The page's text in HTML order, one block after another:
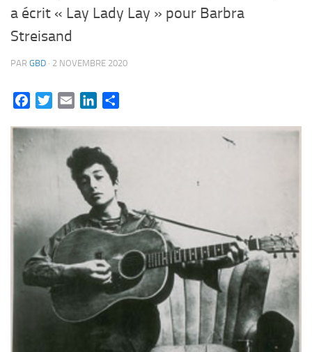
a écrit « Lay Lady Lay » pour Barbra
Streisand
PAR GBD · 2 NOVEMBRE 2020
FacebookTwitterEmail LinkedIn